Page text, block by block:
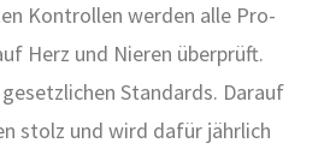
Kon­trol­len wer­den alle Pro­
Herz und Nie­ren über­prüft.
Stan­dards. Dar­auf
stolz und wird dafür jähr­lich